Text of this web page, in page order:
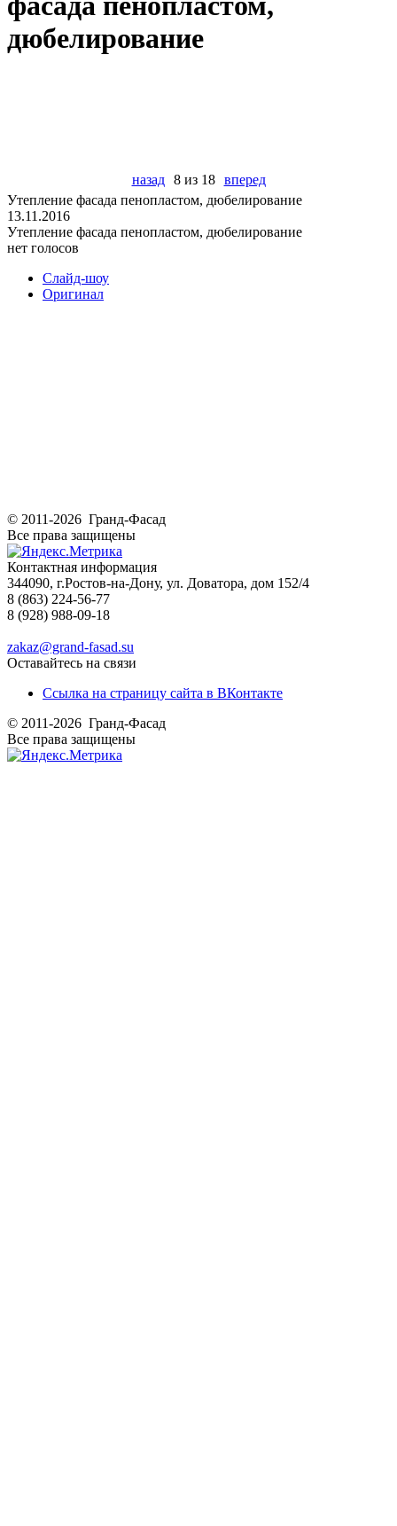
дюбелирование
назад 8 из 18
вперед
Утепление фасада пенопластом, дюбелирование
13.11.2016
Утепление фасада пенопластом, дюбелирование
нет голосов
Слайд-шоу
Оригинал
© 2011-2026 Гранд-Фасад
Все права защищены
Контактная информация
344090, г.Ростов-на-Дону, ул. Доватора, дом 152/4
8 (863) 224-56-77
8 (928) 988-09-18
zakaz@grand-fasad.su
Оставайтесь на связи
Ссылка на страницу сайта в ВКонтакте
© 2011-2026 Гранд-Фасад
Все права защищены